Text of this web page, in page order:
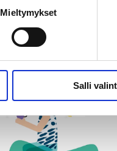
Mieltymykset
Salli